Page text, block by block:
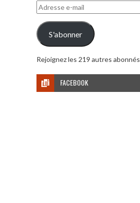
Adresse
e-
mail
S'abonner
Rejoignez les 219 autres abonnés
FACEBOOK